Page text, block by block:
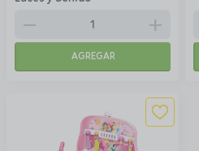
remove add
AGREGAR